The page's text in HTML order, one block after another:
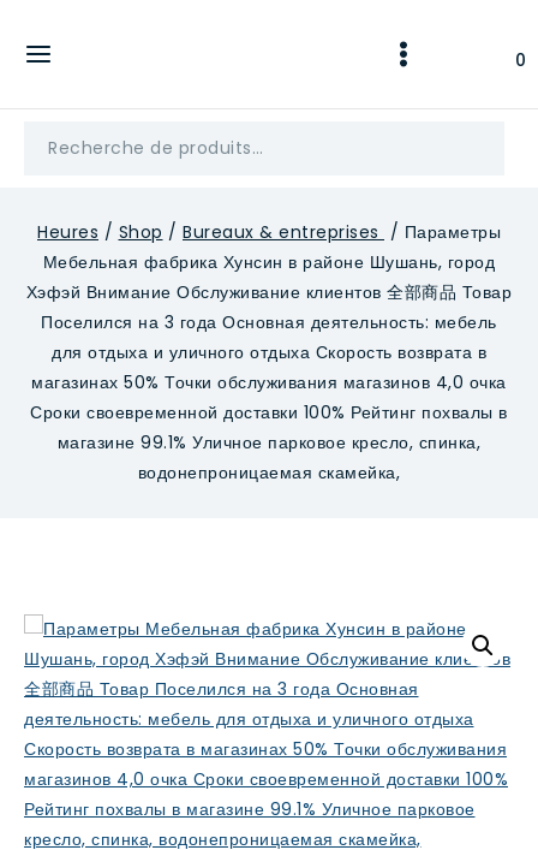
0
Recherche
Heures / Shop / Bureaux & entreprises / Параметры
Мебельная фабрика Хунсин в районе Шушань, город
Хэфэй Внимание Обслуживание клиентов 全部商品 Товар
Поселился на 3 года Основная деятельность: мебель
для отдыха и уличного отдыха Скорость возврата в
магазинах 50% Точки обслуживания магазинов 4,0 очка
Сроки своевременной доставки 100% Рейтинг похвалы в
магазине 99.1% Уличное парковое кресло, спинка,
водонепроницаемая скамейка,